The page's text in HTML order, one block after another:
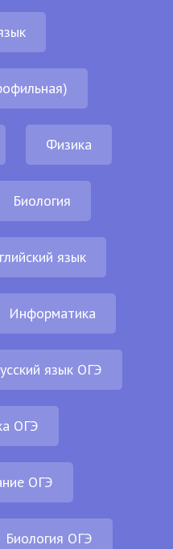
Физика
Биология
язык
Информатика
язык ОГЭ
ОГЭ
ОГЭ
Биология ОГЭ